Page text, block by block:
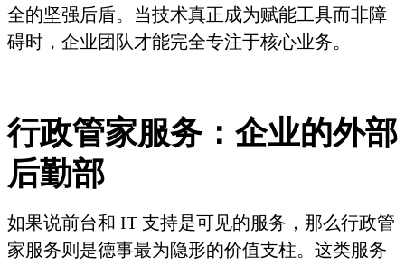
全的坚强后盾。当技术真正成为赋能工具而非障
碍时，企业团队才能完全专注于核心业务。
行政管家服务：企业的外部
后勤部
如果说前台和 IT 支持是可见的服务，那么行政管
家服务则是德事最为隐形的价值支柱。这类服务